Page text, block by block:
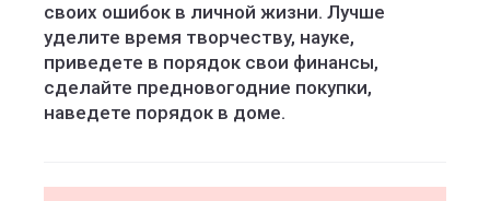
своих ошибок в личной жизни. Лучше
уделите время творчеству, науке,
приведете в порядок свои финансы,
сделайте предновогодние покупки,
наведете порядок в доме.